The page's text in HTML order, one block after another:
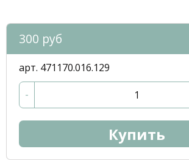
300 руб
арт. 471170.016.129
-
Купить